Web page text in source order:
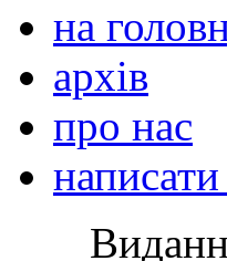
на
архів
про нас